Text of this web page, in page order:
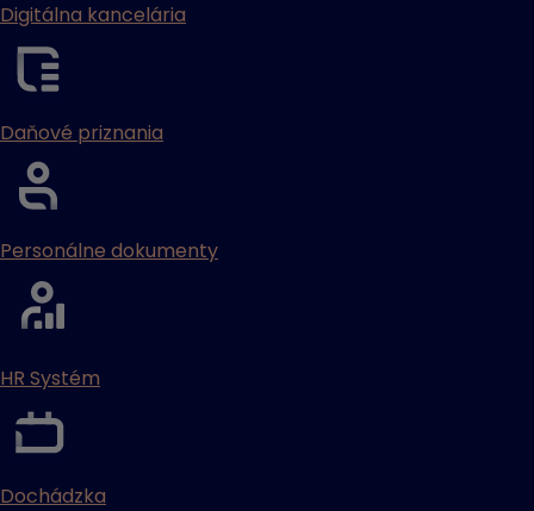
Digitálna kancelária
Daňové priznania
Personálne dokumenty
HR Systém
Dochádzka